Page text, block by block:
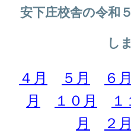
安下庄校舎の令和
し
４月 ５月 ６月
月
１０月 １
月
２月